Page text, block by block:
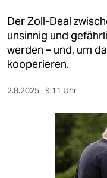
sport
berlin
nord
wahrheit
veranstaltungen
Der Zoll-Deal
unsinnig und
werden – und, um
kooperieren.
2.8.2025 9:11 Uhr